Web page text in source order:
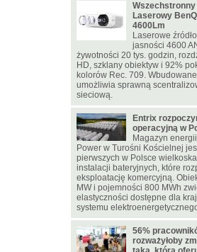
Laserowy
4600Lm
Laserowe
jasności 4600
żywotności 20 tys. godzin,
HD, szklany obiektyw i 92%
kolorów Rec. 709.
umożliwia sprawną
sieciową.
Entrix
operacyjną w
Magazyn
Power w Turośni Kościelnej
pierwszych w Polsce
instalacji bateryjnych, które
eksploatację komercyjną.
MW i pojemności 800 MWh
elastyczności dostępne dla
systemu
56%
rozważyłoby